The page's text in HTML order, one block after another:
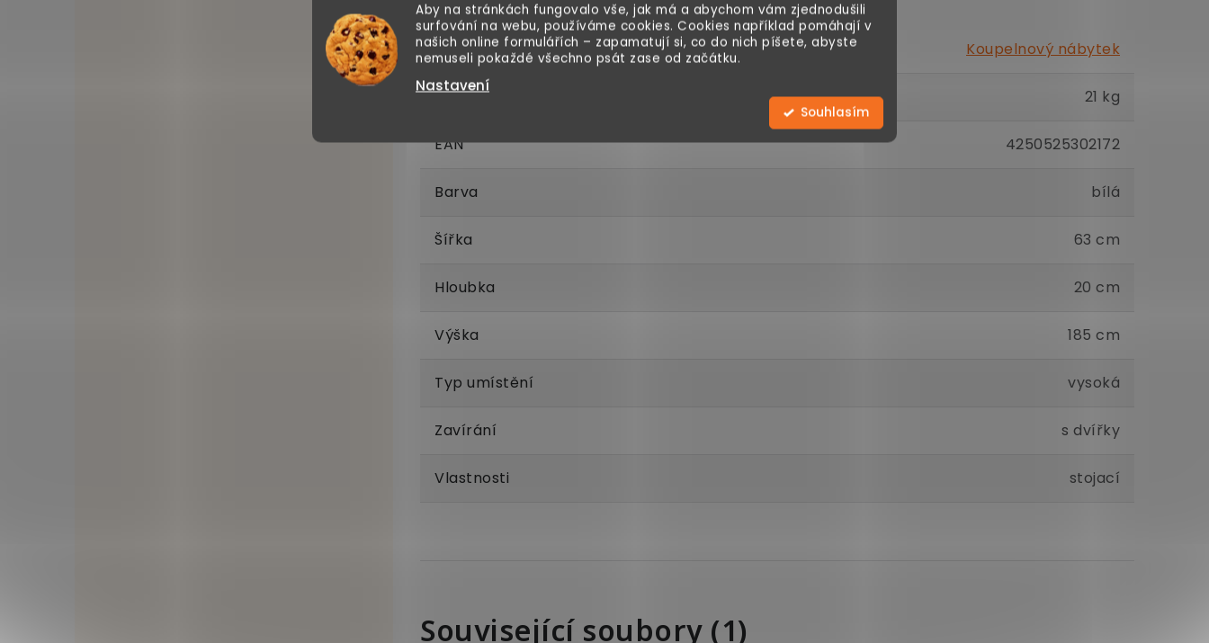
Aby na stránkách fungovalo vše, jak má a abychom vám zjednodušili
surfování na webu, používáme cookies. Cookies například pomáhají v
našich online formulářích – zapamatují si, co do nich píšete, abyste
nemuseli pokaždé všechno psát zase od začátku.
Nastavení
Souhlasím
Kategorie Koupelnový nábytek
Hmotnost 21 kg
EAN 4250525302172
Barva bílá
Šířka 63 cm
Hloubka 20 cm
Výška 185 cm
Typ umístění vysoká
Zavírání s dvířky
Vlastnosti stojací